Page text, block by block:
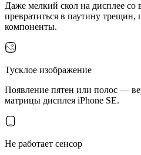
Даже мелкий скол на дисплее со
превратиться в паутину трещин,
компоненты.
Тусклое изображение
Появление пятен или полос —
матрицы дисплея iPhone SE.
Не работает сенсор